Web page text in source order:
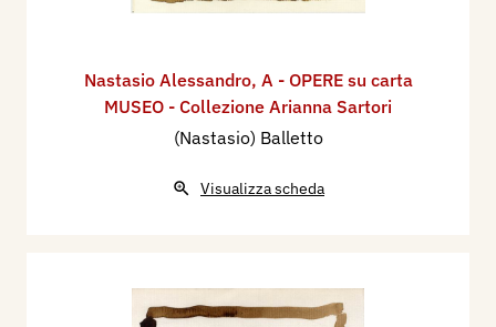
Nastasio Alessandro, A - OPERE su carta
MUSEO - Collezione Arianna Sartori
(Nastasio) Balletto
Visualizza scheda